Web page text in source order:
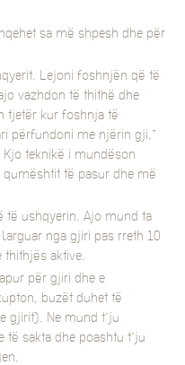
sa më shpesh dhe për
Lejoni foshnjën që të
vazhdon të thithë dhe
tjetër kur foshnja të
përfundoni me njërin gji,”
teknikë i mundëson
të pasur dhe më
të ushqyerin. Ajo mund ta
nga gjiri pas rreth 10
aktive.
për gjiri dhe e
buzët duhet të
gjirit). Ne mund t’ju
sakta dhe poashtu t’ju